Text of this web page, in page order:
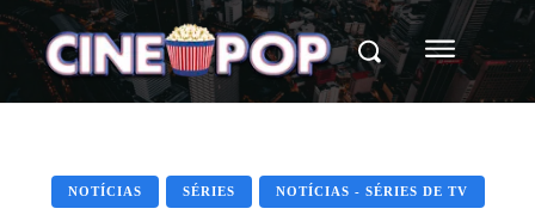
NOTÍCIAS SÉRIES NOTÍCIAS - SÉRIES DE TV